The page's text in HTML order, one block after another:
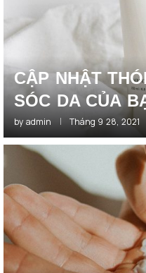
CẬP NHẬT
SÓC DA CỦA
by admin Tháng 9 28, 2021